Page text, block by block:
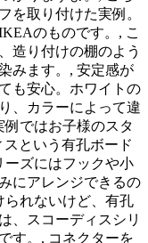
を取り付けた実例。
のものです。, こ
造り付けの棚のよう
みます。, 安定感が
も安心。ホワイトの
、カラーによって違
ではお子様のスタ
という有孔ボード
ーズにはフックや小
にアレンジできるの
られないけど、有孔
、スコーディスシリ
す。, コネクターを